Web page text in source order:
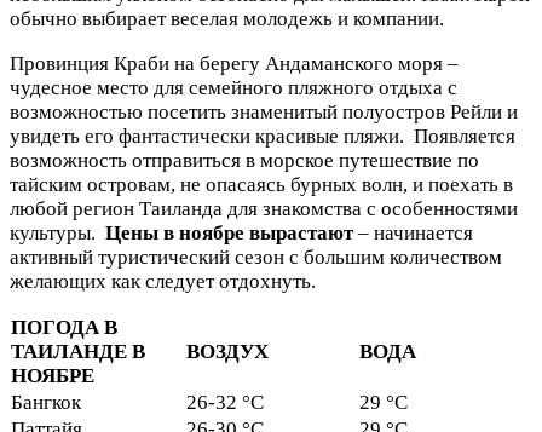
обычно выбирает веселая молодежь и компании.
Провинция Краби на берегу Андаманского моря –
чудесное место для семейного пляжного отдыха с
возможностью посетить знаменитый полуостров Рейли и
увидеть его фантастически красивые пляжи. Появляется
возможность отправиться в морское путешествие по
тайским островам, не опасаясь бурных волн, и поехать в
любой регион Таиланда для знакомства с особенностями
культуры. Цены в ноябре вырастают– начинается
активный туристический сезон с большим количеством
желающих как следует отдохнуть.
ПОГОДА В
ТАИЛАНДЕ В
НОЯБРЕ
ВОЗДУХ ВОДА
Бангкок 26-32 °C
29 °C